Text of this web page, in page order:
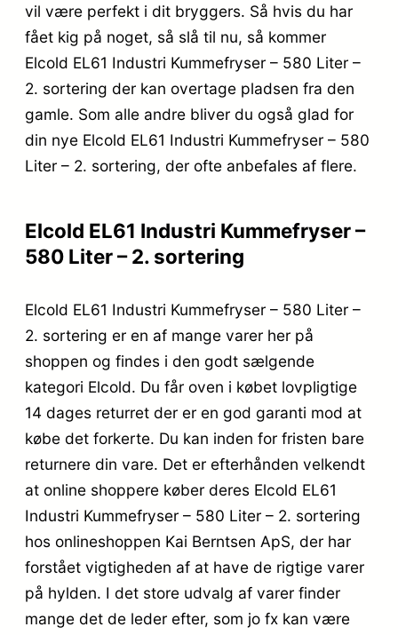
vil være perfekt i dit bryggers. Så hvis du har
fået kig på noget, så slå til nu, så kommer
Elcold EL61 Industri Kummefryser – 580 Liter –
2. sortering der kan overtage pladsen fra den
gamle. Som alle andre bliver du også glad for
din nye Elcold EL61 Industri Kummefryser – 580
Liter – 2. sortering, der ofte anbefales af flere.
Elcold EL61 Industri Kummefryser –
580 Liter – 2. sortering
Elcold EL61 Industri Kummefryser – 580 Liter –
2. sortering er en af mange varer her på
shoppen og findes i den godt sælgende
kategori Elcold. Du får oven i købet lovpligtige
14 dages returret der er en god garanti mod at
købe det forkerte. Du kan inden for fristen bare
returnere din vare. Det er efterhånden velkendt
at online shoppere køber deres Elcold EL61
Industri Kummefryser – 580 Liter – 2. sortering
hos onlineshoppen Kai Berntsen ApS, der har
forstået vigtigheden af at have de rigtige varer
på hylden. I det store udvalg af varer finder
mange det de leder efter, som jo fx kan være